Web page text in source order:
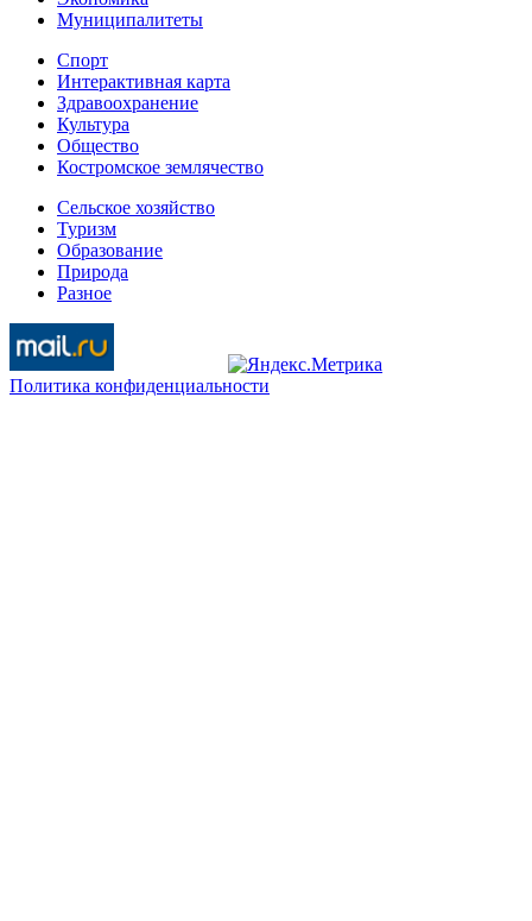
Муниципалитеты
Спорт
Интерактивная карта
Здравоохранение
Культура
Общество
Костромское землячество
Сельское хозяйство
Туризм
Образование
Природа
Разное
Политика конфиденциальности